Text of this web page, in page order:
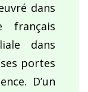
dans
français
dans
portes
D’un